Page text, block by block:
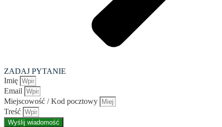
ZADAJ PYTANIE
Imię
Email
Miejscowość / Kod pocztowy
Treść
Wyślij wiadomość